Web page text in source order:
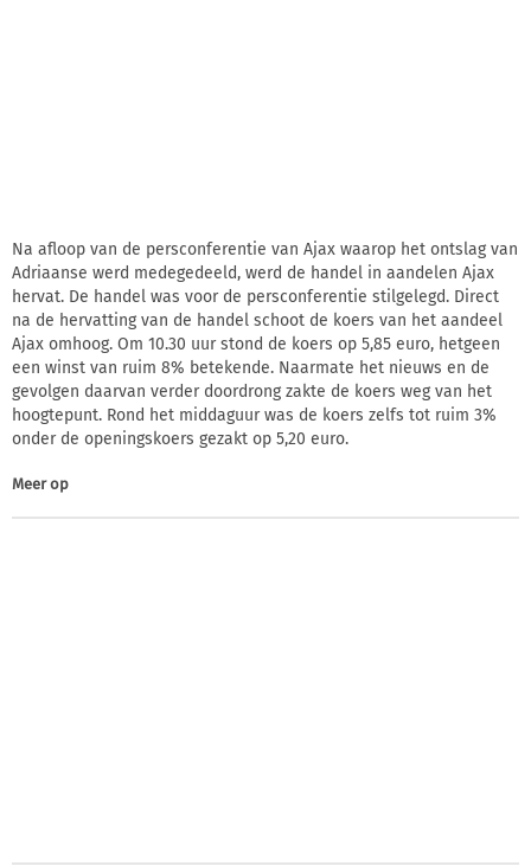
Na afloop van de persconferentie van Ajax waarop het ontslag van
Adriaanse werd medegedeeld, werd de handel in aandelen Ajax
hervat. De handel was voor de persconferentie stilgelegd. Direct
na de hervatting van de handel schoot de koers van het aandeel
Ajax omhoog. Om 10.30 uur stond de koers op 5,85 euro, hetgeen
een winst van ruim 8% betekende. Naarmate het nieuws en de
gevolgen daarvan verder doordrong zakte de koers weg van het
hoogtepunt. Rond het middaguur was de koers zelfs tot ruim 3%
onder de openingskoers gezakt op 5,20 euro.
Meer op